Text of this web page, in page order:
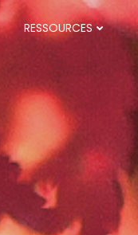
RESSOURCES